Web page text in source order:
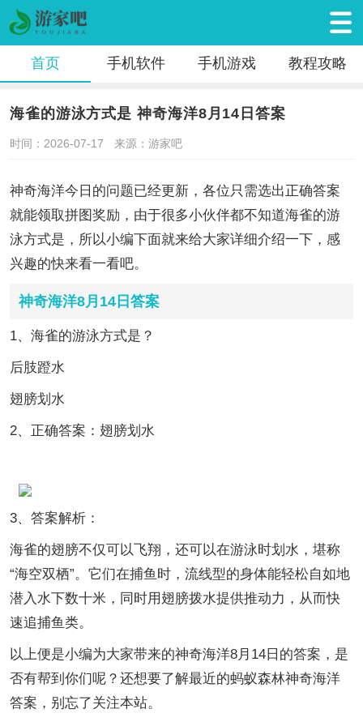
首页 手机软件 手机游戏 教程攻略
海雀的游泳方式是 神奇海洋8月14日答案
时间：2026-07-17 来源：游家吧
神奇海洋今日的问题已经更新，各位只需选出正确答案
就能领取拼图奖励，由于很多小伙伴都不知道海雀的游
泳方式是，所以小编下面就来给大家详细介绍一下，感
兴趣的快来看一看吧。
神奇海洋8月14日答案
1、海雀的游泳方式是？
后肢蹬水
翅膀划水
2、正确答案：翅膀划水
3、答案解析：
海雀的翅膀不仅可以飞翔，还可以在游泳时划水，堪称
“海空双栖”。它们在捕鱼时，流线型的身体能轻松自如地
潜入水下数十米，同时用翅膀拨水提供推动力，从而快
速追捕鱼类。
以上便是小编为大家带来的神奇海洋8月14日的答案，是
否有帮到你们呢？还想要了解最近的蚂蚁森林神奇海洋
答案，别忘了关注本站。